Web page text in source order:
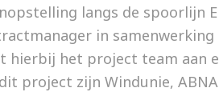
langs de spoorlijn
in
hierbij het project team aan
project zijn Windunie,